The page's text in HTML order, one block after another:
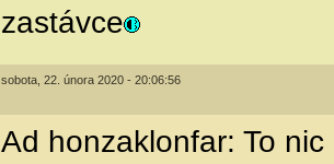
zastávce
sobota, 22. února 2020 - 20:06:56
Ad honzaklonfar: To